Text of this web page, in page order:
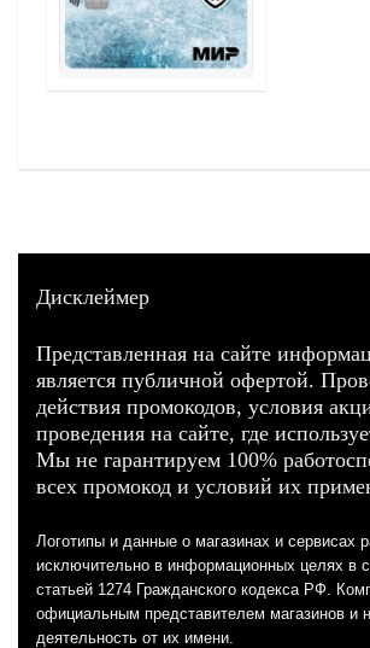
Дисклеймер
Представленная на сайте
является публичной офертой.
действия промокодов, условия
проведения на сайте, где
Мы не гарантируем 100%
всех промокод и условий их
Логотипы и данные о магазинах и сервисах
исключительно в информационных целях в
статьей 1274 Гражданского кодекса РФ.
официальным представителем магазинов и
деятельность от их имени.